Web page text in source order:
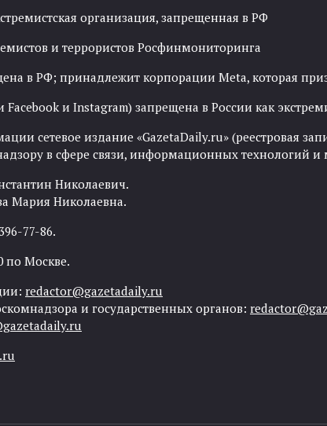
организация, запрещенная в РФ
и террористов Росфинмониторинга
в РФ; принадлежит корпорации Meta, которая
Facebook и Instagram) запрещена в России как
сетевое издание «GazetaDaily.ru» (реестровая
в сфере связи, информационных технологий
Николаевич.
Мария Николаевна.
77-86.
по Москве.
redactor@gazetadaily.ru
и государственных органов: